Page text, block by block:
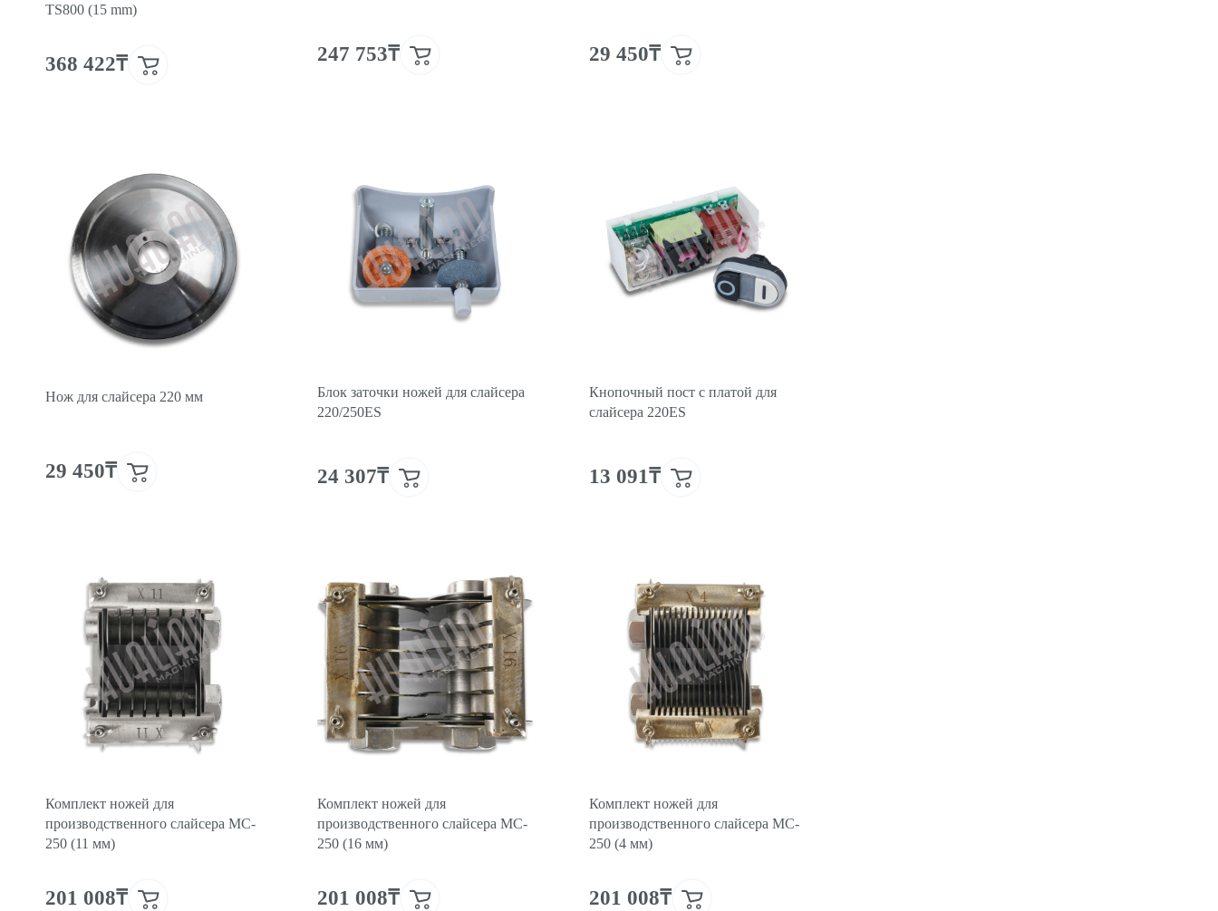
TS800 (15 mm)
368 422₸ 247 753₸ 29 450₸
Нож для слайсера 220 мм
29 450₸
Блок заточки ножей для слайсера
220/250ES
24 307₸
Кнопочный пост с платой для
слайсера 220ES
13 091₸
Комплект ножей для
производственного слайсера MC-
250 (11 мм)
201 008₸
Комплект ножей для
производственного слайсера MC-
250 (16 мм)
201 008₸
Комплект ножей для
производственного слайсера MC-
250 (4 мм)
201 008₸